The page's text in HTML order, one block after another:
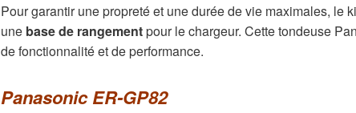
Pour garantir une propreté et une durée de vie maximales, le
une base de rangementpour le chargeur. Cette tondeuse
de fonctionnalité et de performance.
Panasonic ER-GP82